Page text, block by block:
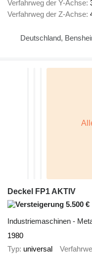
Verfahrweg der Y-Achse
Verfahrweg der Z-Achse
Deutschland,
Deckel FP1 AKTIV
5.500 €
Industriemaschinen -
1980
Typ universal